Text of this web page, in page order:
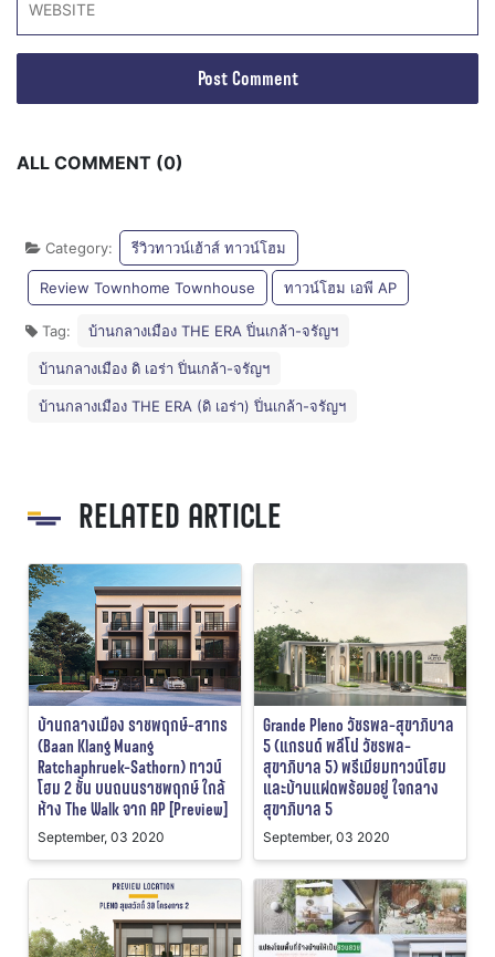
ALL COMMENT (0)
Category: รีวิวทาวน์เฮ้าส์ ทาวน์โฮม
Review Townhome Townhouse ทาวน์โฮม เอพี AP
Tag: บ้านกลางเมือง THE ERA ปิ่นเกล้า-จรัญฯ
บ้านกลางเมือง ดิ เอร่า ปิ่นเกล้า-จรัญฯ
บ้านกลางเมือง THE ERA (ดิ เอร่า) ปิ่นเกล้า-จรัญฯ
RELATED ARTICLE
บ้านกลางเมือง ราชพฤกษ์-สาทร
(Baan Klang Muang
Ratchaphruek-Sathorn) ทาวน์
โฮม 2 ชั้น บนถนนราชพฤกษ์ ใกล้
ห้าง The Walk จาก AP [Preview]
September, 03 2020
Grande Pleno วัชรพล-สุขาภิบาล
5 (แกรนด์ พลีโน่ วัชรพล-
สุขาภิบาล 5) พรีเมียมทาวน์โฮม
และบ้านแฝดพร้อมอยู่ ใจกลาง
สุขาภิบาล 5
September, 03 2020